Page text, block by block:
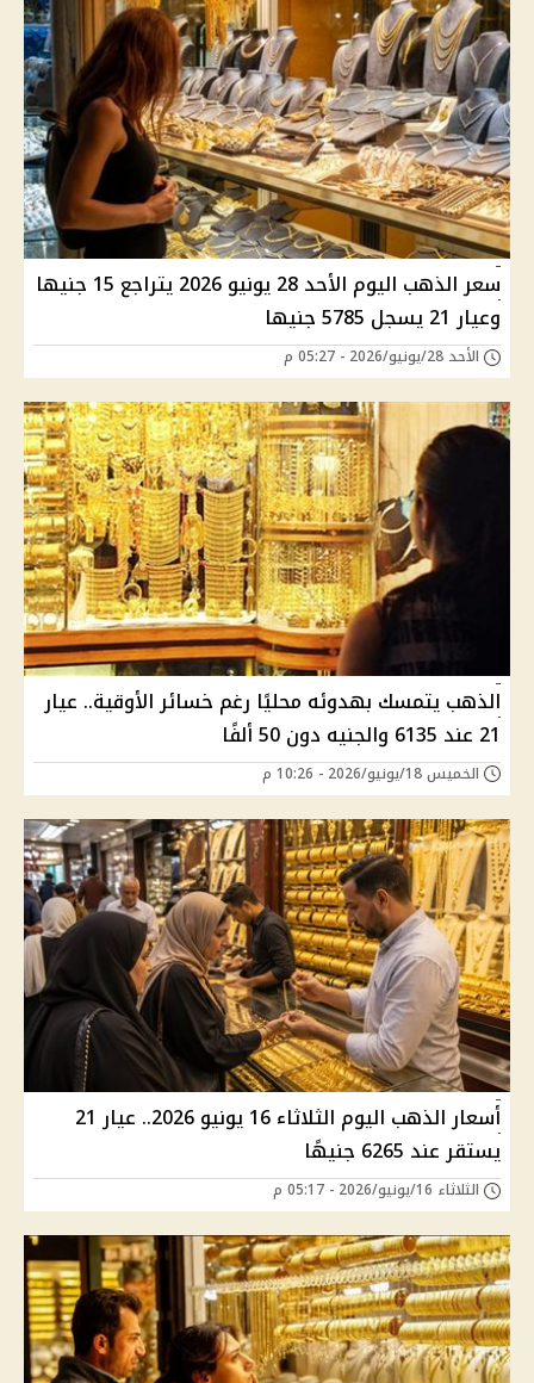
سعر الذهب اليوم الأحد 28 يونيو 2026 يتراجع 15 جنيها
وعيار 21 يسجل 5785 جنيها
الأحد 28/يونيو/2026 - 05:27 م
الذهب يتمسك بهدوئه محليًا رغم خسائر الأوقية.. عيار
21 عند 6135 والجنيه دون 50 ألفًا
الخميس 18/يونيو/2026 - 10:26 م
أسعار الذهب اليوم الثلاثاء 16 يونيو 2026.. عيار 21
يستقر عند 6265 جنيهًا
الثلاثاء 16/يونيو/2026 - 05:17 م